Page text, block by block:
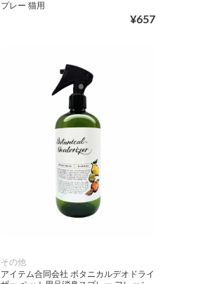
プレー 猫用
¥657
その他
アイテム合同会社 ボタニカルデオドライ